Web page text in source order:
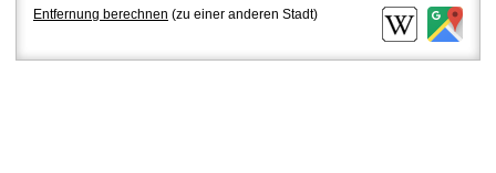
Entfernung berechnen (zu einer anderen Stadt)